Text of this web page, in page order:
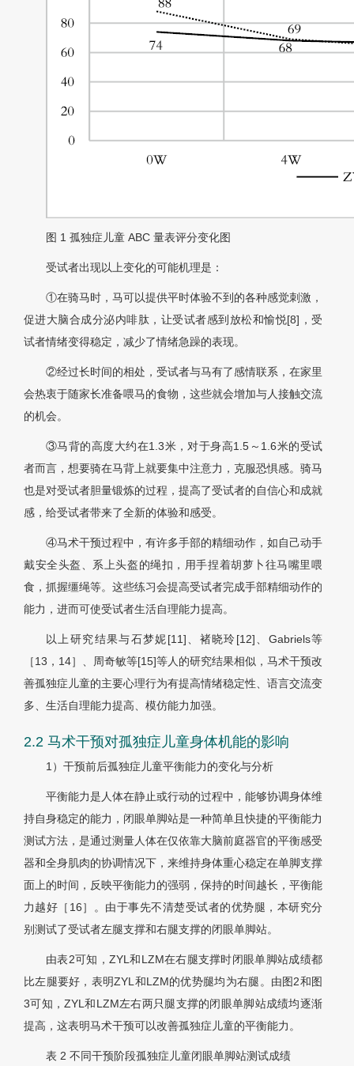
图 1 孤独症儿童 ABC 量表评分变化图
受试者出现以上变化的可能机理是：
①在骑马时，马可以提供平时体验不到的各种感觉刺激，
促进大脑合成分泌内啡肽，让受试者感到放松和愉悦[8]，受
试者情绪变得稳定，减少了情绪急躁的表现。
②经过长时间的相处，受试者与马有了感情联系，在家里
会热衷于随家长准备喂马的食物，这些就会增加与人接触交流
的机会。
③马背的高度大约在1.3米，对于身高1.5～1.6米的受试
者而言，想要骑在马背上就要集中注意力，克服恐惧感。骑马
也是对受试者胆量锻炼的过程，提高了受试者的自信心和成就
感，给受试者带来了全新的体验和感受。
④马术干预过程中，有许多手部的精细动作，如自己动手
戴安全头盔、系上头盔的绳扣，用手捏着胡萝卜往马嘴里喂
食，抓握缰绳等。这些练习会提高受试者完成手部精细动作的
能力，进而可使受试者生活自理能力提高。
以上研究结果与石梦妮[11]、褚晓玲[12]、Gabriels等
［13，14］、周奇敏等[15]等人的研究结果相似，马术干预改
善孤独症儿童的主要心理行为有提高情绪稳定性、语言交流变
多、生活自理能力提高、模仿能力加强。
2.2 马术干预对孤独症儿童身体机能的影响
1）干预前后孤独症儿童平衡能力的变化与分析
平衡能力是人体在静止或行动的过程中，能够协调身体维
持自身稳定的能力，闭眼单脚站是一种简单且快捷的平衡能力
测试方法，是通过测量人体在仅依靠大脑前庭器官的平衡感受
器和全身肌肉的协调情况下，来维持身体重心稳定在单脚支撑
面上的时间，反映平衡能力的强弱，保持的时间越长，平衡能
力越好［16］。由于事先不清楚受试者的优势腿，本研究分
别测试了受试者左腿支撑和右腿支撑的闭眼单脚站。
由表2可知，ZYL和LZM在右腿支撑时闭眼单脚站成绩都
比左腿要好，表明ZYL和LZM的优势腿均为右腿。由图2和图
3可知，ZYL和LZM左右两只腿支撑的闭眼单脚站成绩均逐渐
提高，这表明马术干预可以改善孤独症儿童的平衡能力。
表 2 不同干预阶段孤独症儿童闭眼单脚站测试成绩